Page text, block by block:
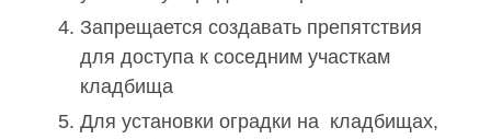
Запрещается создавать препятствия
для доступа к соседним участкам
кладбища
Для установки оградки на кладбищах,